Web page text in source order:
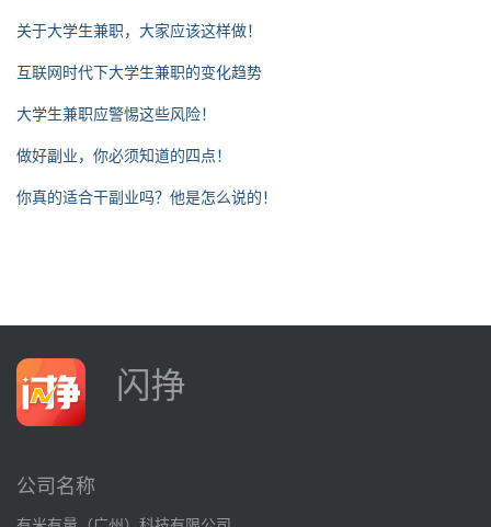
关于大学生兼职，大家应该这样做！
互联网时代下大学生兼职的变化趋势
大学生兼职应警惕这些风险！
做好副业，你必须知道的四点！
你真的适合干副业吗？他是怎么说的！
闪挣
公司名称